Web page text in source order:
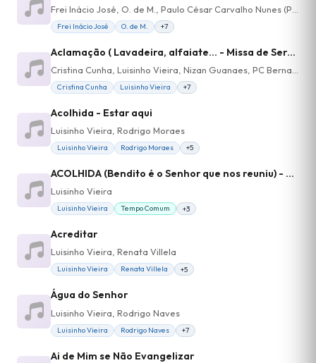
Frei Inácio José O. de M. +7
Aclamação ( Lavadeira, alfaiate... - Missa de Serviço - Entrada)
Cristina Cunha Luisinho Vieira +7
Acolhida - Estar aqui
Luisinho Vieira, Rodrigo Moraes
Luisinho Vieira Rodrigo Moraes +5
ACOLHIDA (Bendito é o Senhor que nos reuniu) - Missa em samba de roda
Luisinho Vieira
Luisinho Vieira Tempo Comum +3
Acreditar
Luisinho Vieira, Renata Villela
Luisinho Vieira Renata Villela +5
Água do Senhor
Luisinho Vieira, Rodrigo Naves
Luisinho Vieira Rodrigo Naves +7
Ai de Mim se Não Evangelizar